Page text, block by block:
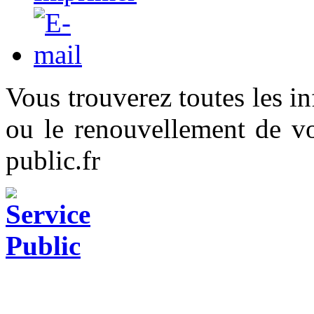
Vous trouverez toutes les
ou le renouvellement de
public.fr